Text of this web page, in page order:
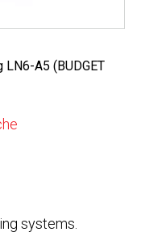
A5 (BUDGET
systems.